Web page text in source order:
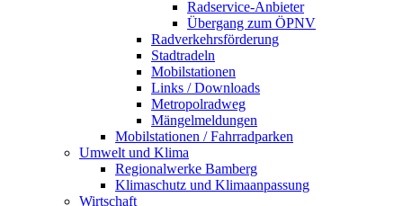
Radservice-Anbieter
Übergang zum ÖPNV
Radverkehrsförderung
Stadtradeln
Mobilstationen
Links / Downloads
Metropolradweg
Mängelmeldungen
Mobilstationen / Fahrradparken
Umwelt und Klima
Regionalwerke Bamberg
Klimaschutz und Klimaanpassung
Wirtschaft